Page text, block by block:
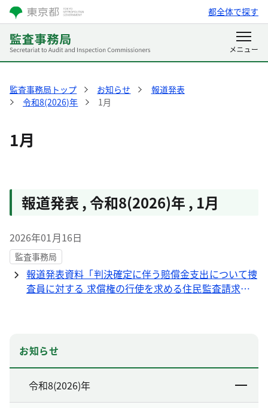
都全体で探す
監査事務局トップ お知らせ
報道発表
令和8(2026)年
1月
1月
報道発表 ,令和8(2026)年 , 1月
2026年01月16日
監査事務局
報道発表資料「判決確定に伴う賠償金支出について捜
査員に対する 求償権の行使を求める住民監査請求の
お知らせ
令和8(2026)年